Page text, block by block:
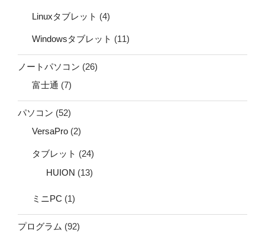
Linuxタブレット (4)
Windowsタブレット (11)
ノートパソコン (26)
富士通 (7)
パソコン (52)
VersaPro (2)
タブレット (24)
HUION (13)
ミニPC (1)
プログラム (92)